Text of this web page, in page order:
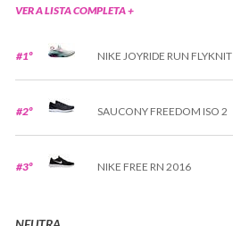
VER A LISTA COMPLETA +
#1º NIKE JOYRIDE RUN FLYKNIT
#2º SAUCONY FREEDOM ISO 2
#3º NIKE FREE RN 2016